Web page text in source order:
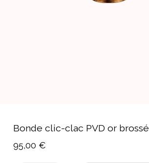
Bonde clic-clac PVD or brossé
95,00 €